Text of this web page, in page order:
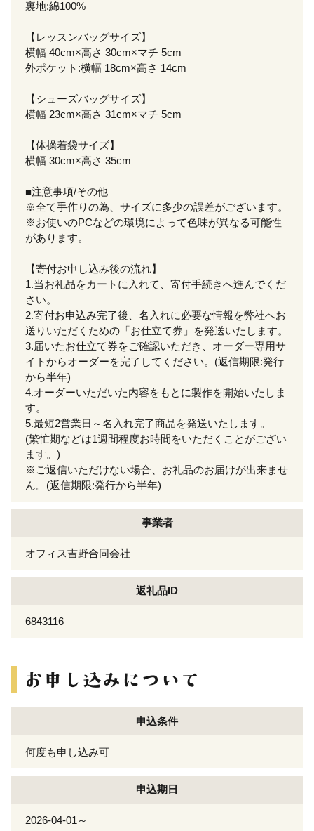
裏地:綿100%
【レッスンバッグサイズ】
横幅 40cm×高さ 30cm×マチ 5cm
外ポケット:横幅 18cm×高さ 14cm
【シューズバッグサイズ】
横幅 23cm×高さ 31cm×マチ 5cm
【体操着袋サイズ】
横幅 30cm×高さ 35cm
■注意事項/その他
※全て手作りの為、サイズに多少の誤差がございます。
※お使いのPCなどの環境によって色味が異なる可能性
があります。
【寄付お申し込み後の流れ】
1.当お礼品をカートに入れて、寄付手続きへ進んでくだ
さい。
2.寄付お申込み完了後、名入れに必要な情報を弊社へお
送りいただくための「お仕立て券」を発送いたします。
3.届いたお仕立て券をご確認いただき、オーダー専用サ
イトからオーダーを完了してください。(返信期限:発行
から半年)
4.オーダーいただいた内容をもとに製作を開始いたしま
す。
5.最短2営業日～名入れ完了商品を発送いたします。
(繁忙期などは1週間程度お時間をいただくことがござい
ます。)
※ご返信いただけない場合、お礼品のお届けが出来ませ
ん。(返信期限:発行から半年)
事業者
オフィス吉野合同会社
返礼品ID
6843116
申込条件
何度も申し込み可
申込期日
2026-04-01～